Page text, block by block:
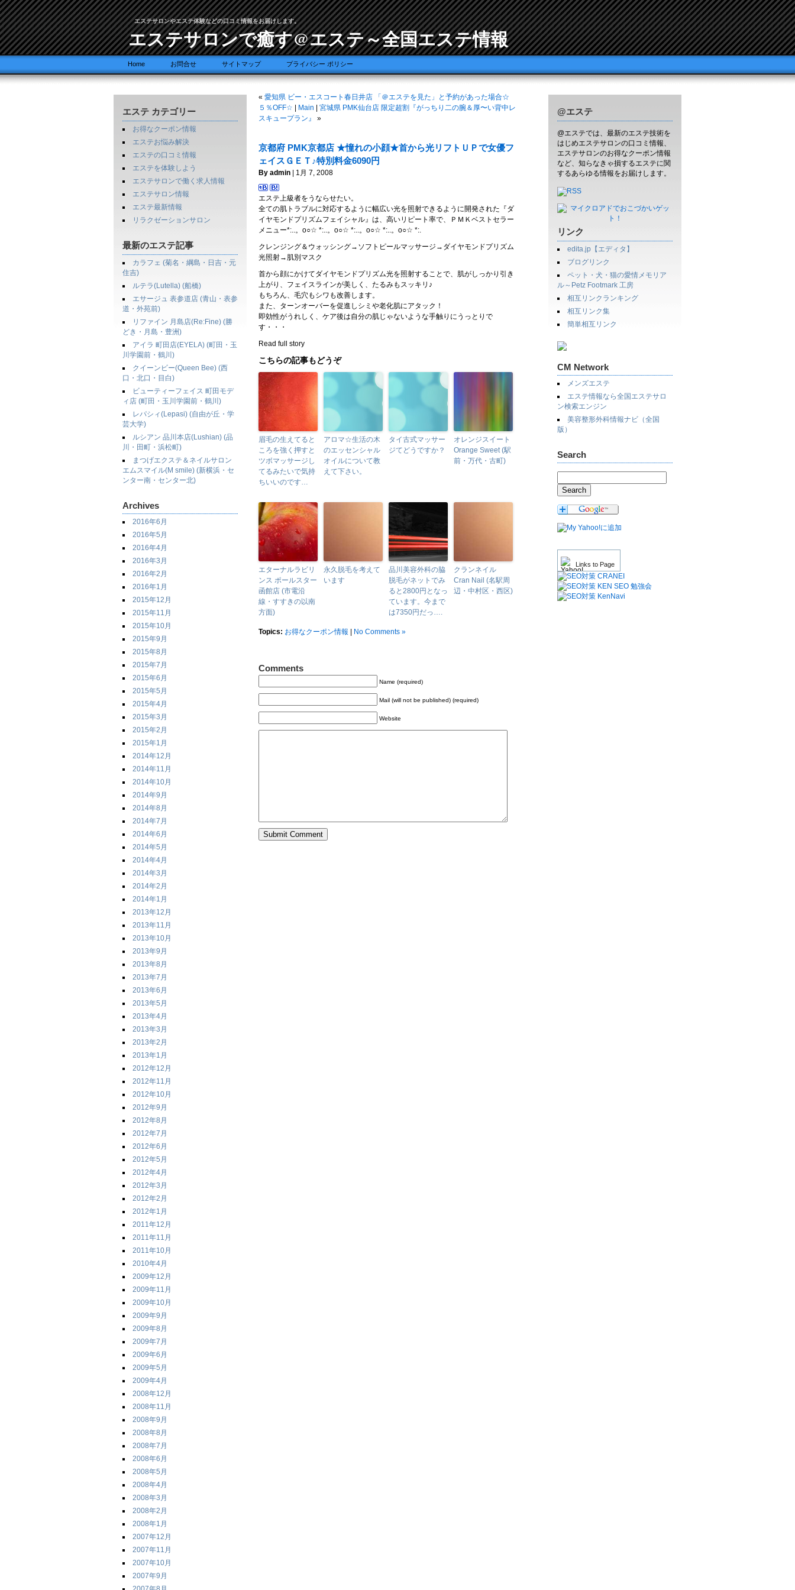
エステサロンやエステ体験などの口コミ情報をお届けします。
エステサロンで癒す@エステ～全国エステ情報
Home お問合せ サイトマップ プライバシー ポリシー
エステ カテゴリー
お得なクーポン情報
エステお悩み解決
エステの口コミ情報
エステを体験しよう
エステサロンで働く求人情報
エステサロン情報
エステ最新情報
リラクゼーションサロン
最新のエステ記事
カラフェ (菊名・綱島・日吉・元
住吉)
ルテラ(Lutella) (船橋)
エサージュ 表参道店 (青山・表参
道・外苑前)
リファイン 月島店(Re:Fine) (勝
どき・月島・豊洲)
アイラ 町田店(EYELA) (町田・玉
川学園前・鶴川)
クイーンビー(Queen Bee) (西
口・北口・目白)
ビューティーフェイス 町田モデ
ィ店 (町田・玉川学園前・鶴川)
レパシィ(Lepasi) (自由が丘・学
芸大学)
ルシアン 品川本店(Lushian) (品
川・田町・浜松町)
まつげエクステ＆ネイルサロン
エムスマイル(M smile) (新横浜・セ
ンター南・センター北)
Archives
2016年6月
2016年5月
2016年4月
2016年3月
2016年2月
2016年1月
2015年12月
2015年11月
2015年10月
2015年9月
2015年8月
2015年7月
2015年6月
2015年5月
2015年4月
2015年3月
2015年2月
2015年1月
2014年12月
2014年11月
2014年10月
2014年9月
2014年8月
2014年7月
2014年6月
2014年5月
2014年4月
2014年3月
2014年2月
2014年1月
2013年12月
2013年11月
2013年10月
2013年9月
2013年8月
2013年7月
2013年6月
2013年5月
2013年4月
2013年3月
2013年2月
2013年1月
2012年12月
2012年11月
2012年10月
2012年9月
2012年8月
2012年7月
2012年6月
2012年5月
2012年4月
2012年3月
2012年2月
2012年1月
2011年12月
2011年11月
2011年10月
2010年4月
2009年12月
2009年11月
2009年10月
2009年9月
2009年8月
2009年7月
2009年6月
2009年5月
2009年4月
2008年12月
2008年11月
2008年9月
2008年8月
2008年7月
2008年6月
2008年5月
2008年4月
2008年3月
2008年2月
2008年1月
2007年12月
2007年11月
2007年10月
2007年9月
@エステ
@エステでは、最新のエステ技術を
はじめエステサロンの口コミ情報、
エステサロンのお得なクーポン情報
など、知らなきゃ損するエステに関
するあらゆる情報をお届けします。
リンク
edita.jp【エディタ】
ブログリンク
ペット・犬・猫の愛情メモリア
ル～Petz Footmark 工房
相互リンクランキング
相互リンク集
簡単相互リンク
CM Network
メンズエステ
エステ情報なら全国エステサロ
ン検索エンジン
美容整形外科情報ナビ（全国
版）
Search
Links to Page
« 愛知県 ビー・エスコート春日井店 「＠エステを見た」と予約があった場合☆
５％OFF☆
Main
宮城県 PMK仙台店 限定超割『がっちり二の腕＆厚〜い背中レ
スキュープラン』
»
京都府 PMK京都店 ★憧れの小顔★首から光リフトＵＰで女優フ
ェイスＧＥＴ♪特別料金6090円
By admin | 1月 7, 2008
エステ上級者をうならせたい。
全ての肌トラブルに対応するように幅広い光を照射できるように開発された『ダ
イヤモンドプリズムフェイシャル』は、高いリピート率で、ＰＭＫベストセラー
メニュー*:..。o○☆ *:..。o○☆ *:..。o○☆ *:..。o○☆ *:.
クレンジング＆ウォッシング→ソフトピールマッサージ→ダイヤモンドプリズム
光照射→肌別マスク
首から顔にかけてダイヤモンドプリズム光を照射することで、肌がしっかり引き
上がり、フェイスラインが美しく、たるみもスッキリ♪
もちろん、毛穴もシワも改善します。
また、ターンオーバーを促進しシミや老化肌にアタック！
即効性がうれしく、ケア後は自分の肌じゃないような手触りにうっとりで
す・・・
Read full story
こちらの記事もどうぞ
眉毛の生えてると
ころを強く押すと
ツボマッサージし
てるみたいで気持
ちいいのです…
アロマ☆生活の木
のエッセンシャル
オイルについて教
えて下さい。
タイ古式マッサー
ジてどうですか？
オレンジスイート
Orange Sweet (駅
前・万代・古町)
エターナルラビリ
ンス ポールスター
函館店 (市電沿
線・すすきの以南
方面)
永久脱毛を考えて
います
品川美容外科の脇
脱毛がネットでみ
ると2800円となっ
ています。今まで
は7350円だっ….
クランネイル
Cran Nail (名駅周
辺・中村区・西区)
Topics: お得なクーポン情報 No Comments »
Comments
Name (required)
Mail (will not be published) (required)
Website